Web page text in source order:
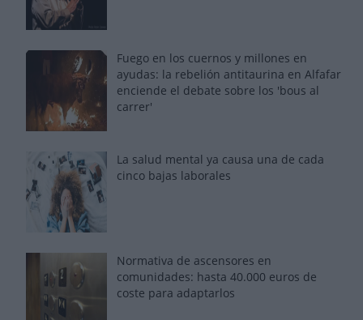
Fuego en los cuernos y millones en
ayudas: la rebelión antitaurina en Alfafar
enciende el debate sobre los 'bous al
carrer'
La salud mental ya causa una de cada
cinco bajas laborales
Normativa de ascensores en
comunidades: hasta 40.000 euros de
coste para adaptarlos